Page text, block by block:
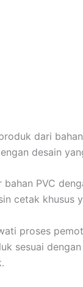
dari
desain
PVC
cetak
proses
sesuai